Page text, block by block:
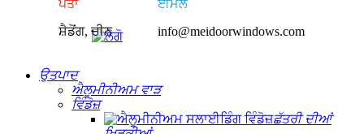
ਪਤਾ
ਸ਼ੈਡੋਂਗ, ਚੀਨ
ਈਮੇਲ
info@meidoorwindows.com
ਉਤਪਾਦ
ਐਲੂਮੀਨੀਅਮ ਵਾੜ
ਵਿੰਡੋਜ਼
ਛੱਤਰੀ ਦੀਆਂ